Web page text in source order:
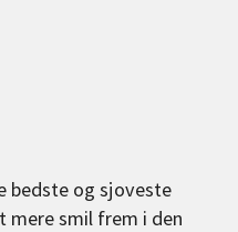
bedste og sjoveste
mere smil frem i den